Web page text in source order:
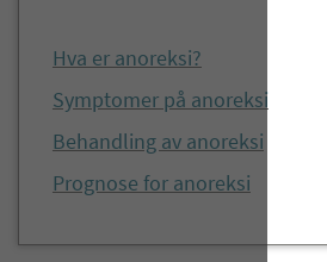
Hva er anoreksi?
Symptomer på anoreksi
Behandling av anoreksi
Prognose for anoreksi